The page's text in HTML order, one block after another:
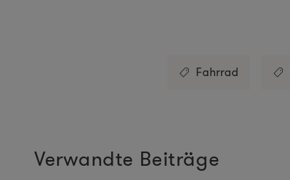
Fahrrad
Verwandte Beiträge